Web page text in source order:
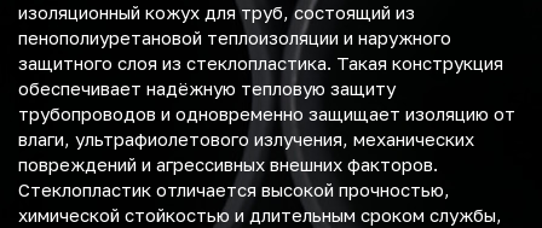
изоляционный кожух для труб, состоящий из
пенополиуретановой теплоизоляции и наружного
защитного слоя из стеклопластика. Такая конструкция
обеспечивает надёжную тепловую защиту
трубопроводов и одновременно защищает изоляцию от
влаги, ультрафиолетового излучения, механических
повреждений и агрессивных внешних факторов.
Стеклопластик отличается высокой прочностью,
химической стойкостью и длительным сроком службы,